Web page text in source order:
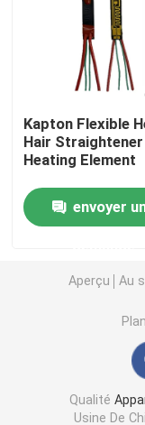
Appareil de
Film de
Protection de
Appareil de
Film de
Film de
Kapton Flexible
Hair Straightener
Heating Element
envoyer
Aperçu Au
Qualité
Usine De